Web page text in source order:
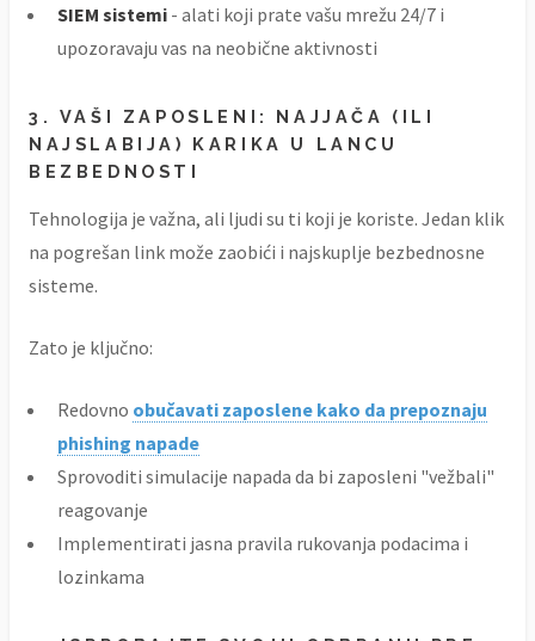
SIEM sistemi - alati koji prate vašu mrežu 24/7 i
upozoravaju vas na neobične aktivnosti
3. VAŠI ZAPOSLENI: NAJJAČA (ILI
NAJSLABIJA) KARIKA U LANCU
BEZBEDNOSTI
Tehnologija je važna, ali ljudi su ti koji je koriste. Jedan klik
na pogrešan link može zaobići i najskuplje bezbednosne
sisteme.
Zato je ključno:
Redovno obučavati zaposlene kako da prepoznaju
phishing napade
Sprovoditi simulacije napada da bi zaposleni "vežbali"
reagovanje
Implementirati jasna pravila rukovanja podacima i
lozinkama